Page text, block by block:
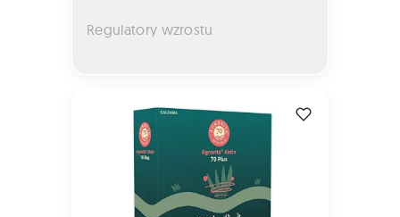
Regulatory wzrostu